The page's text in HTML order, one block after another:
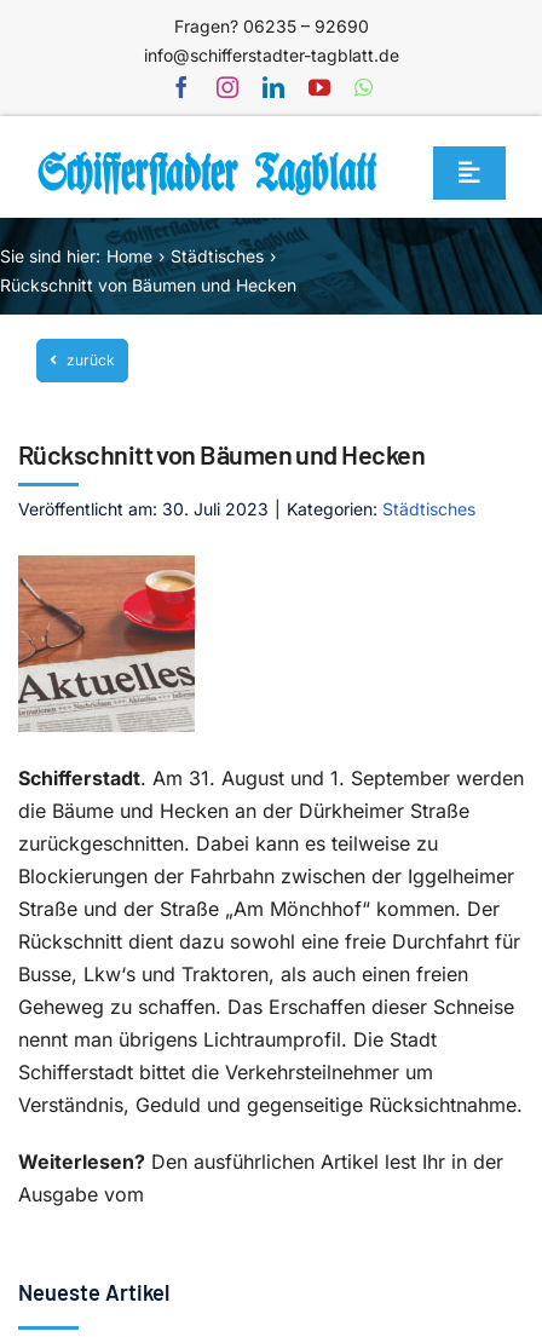
Fragen? 06235 – 92690
info@schifferstadter-tagblatt.de
Toggle
Home
Themen
Blog
Unternehmen
Mediathek
Kontakt
Sie sind hier: Home
Städtisches
Rückschnitt von Bäumen und Hecken
zurück
Rückschnitt von Bäumen und Hecken
Veröffentlicht am: 30. Juli 2023 Kategorien: Städtisches
Schifferstadt. Am 31. August und 1. September werden
die Bäume und Hecken an der Dürkheimer Straße
zurückgeschnitten. Dabei kann es teilweise zu
Blockierungen der Fahrbahn zwischen der Iggelheimer
Straße und der Straße „Am Mönchhof“ kommen. Der
Rückschnitt dient dazu sowohl eine freie Durchfahrt für
Busse, Lkw‘s und Traktoren, als auch einen freien
Geheweg zu schaffen. Das Erschaffen dieser Schneise
nennt man übrigens Lichtraumprofil. Die Stadt
Schifferstadt bittet die Verkehrsteilnehmer um
Verständnis, Geduld und gegenseitige Rücksichtnahme.
Weiterlesen? Den ausführlichen Artikel lest Ihr in der
Ausgabe vom
Neueste Artikel